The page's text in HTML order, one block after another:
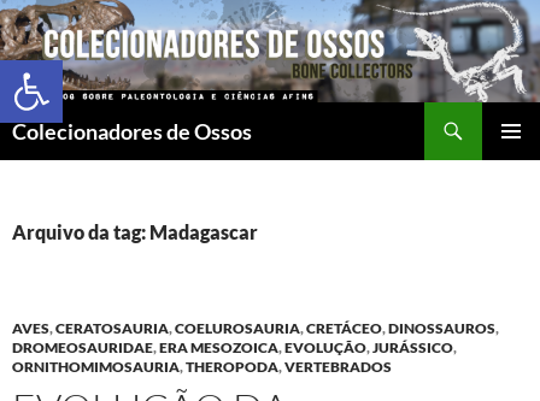
Abrir a barra de ferramentas
Colecionadores de Ossos
Arquivo da tag: Madagascar
AVES,CERATOSAURIA,COELUROSAURIA,CRETÁCEO,DINOSSAUROS,
DROMEOSAURIDAE,ERA MESOZOICA,EVOLUÇÃO,JURÁSSICO,
ORNITHOMIMOSAURIA,THEROPODA,VERTEBRADOS